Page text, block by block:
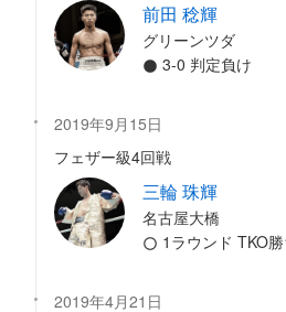
前田 稔輝
グリーンツダ
3-0 判定負け
2019年9月15日
フェザー級4回戦
三輪 珠輝
名古屋大橋
1ラウンド TKO
2019年4月21日